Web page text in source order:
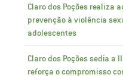
Claro dos Poções realiza
prevenção à violência
adolescentes
Claro dos Poções sedia a
reforça o compromisso